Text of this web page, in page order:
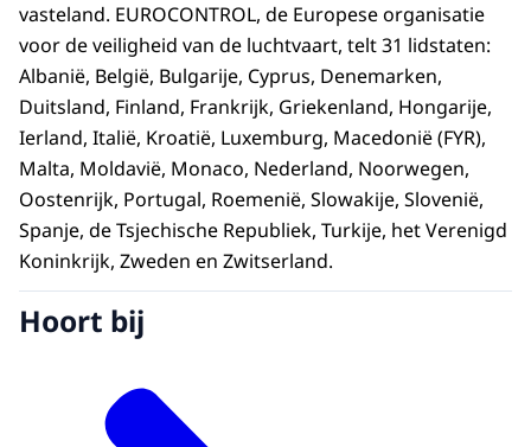
vasteland. EUROCONTROL, de Europese organisatie
voor de veiligheid van de luchtvaart, telt 31 lidstaten:
Albanië, België, Bulgarije, Cyprus, Denemarken,
Duitsland, Finland, Frankrijk, Griekenland, Hongarije,
Ierland, Italië, Kroatië, Luxemburg, Macedonië (FYR),
Malta, Moldavië, Monaco, Nederland, Noorwegen,
Oostenrijk, Portugal, Roemenië, Slowakije, Slovenië,
Spanje, de Tsjechische Republiek, Turkije, het Verenigd
Koninkrijk, Zweden en Zwitserland.
Hoort bij